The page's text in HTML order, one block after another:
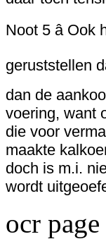
Noot 5 â
geruststellen
dan de
voering, want
die voor
maakte
doch is m.i.
wordt
ocr page